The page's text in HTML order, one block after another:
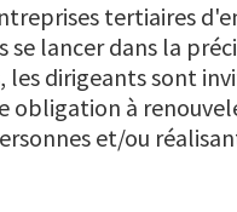
tertiaires
se lancer dans la
dirigeants sont
à
et/ou